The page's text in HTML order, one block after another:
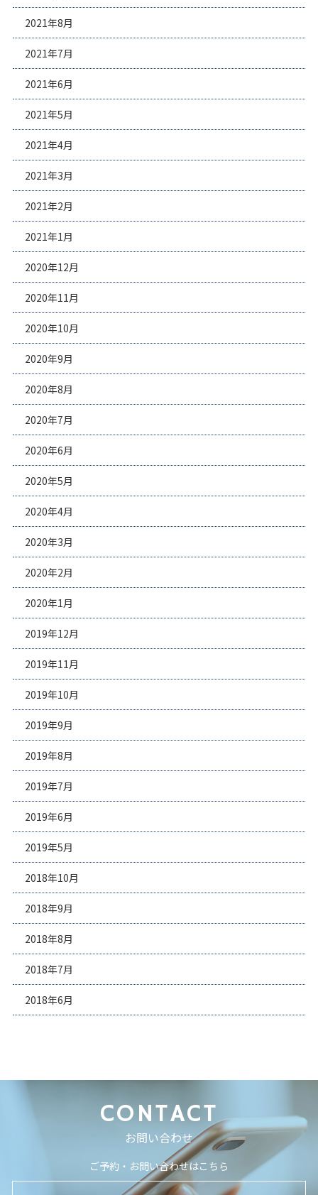
2021年8月
2021年7月
2021年6月
2021年5月
2021年4月
2021年3月
2021年2月
2021年1月
2020年12月
2020年11月
2020年10月
2020年9月
2020年8月
2020年7月
2020年6月
2020年5月
2020年4月
2020年3月
2020年2月
2020年1月
2019年12月
2019年11月
2019年10月
2019年9月
2019年8月
2019年7月
2019年6月
2019年5月
2018年10月
2018年9月
2018年8月
2018年7月
2018年6月
CONTACT
お問い合わせ
ご予約・お問い合わせはこちら